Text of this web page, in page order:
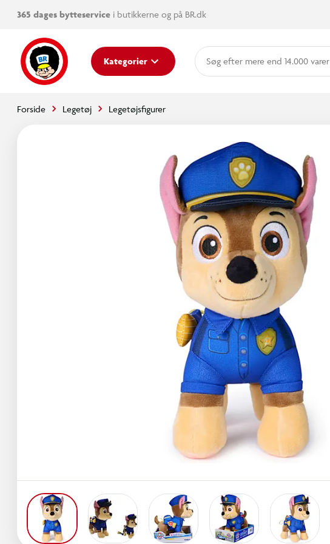
365 dages bytteservice i butikkerne og på BR.dk
Kategorier
mere end 14.000 varer
Forside Legetøj Legetøjsfigurer